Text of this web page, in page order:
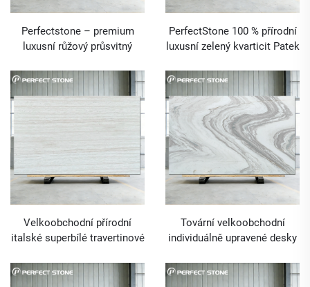
Perfectstone – premium
luxusní růžový průsvitný
desek pro projekty vysoce
kvalitních vil
PerfectStone 100 % přírodní
luxusní zelený kvarticit Patek
kvalitních vil a hotelů
Velkoobchodní přírodní
italské superbílé travertinové
projekty
Tovární velkoobchodní
individuálně upravené desky
pro luxusní projekty